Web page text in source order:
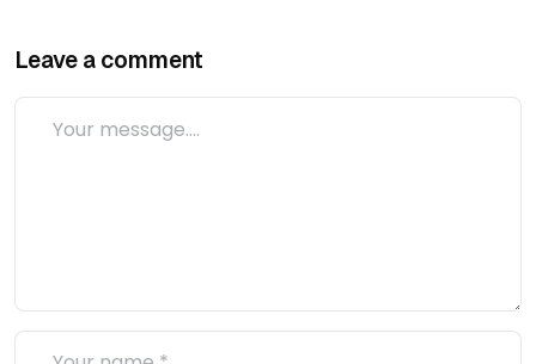
Leave a comment